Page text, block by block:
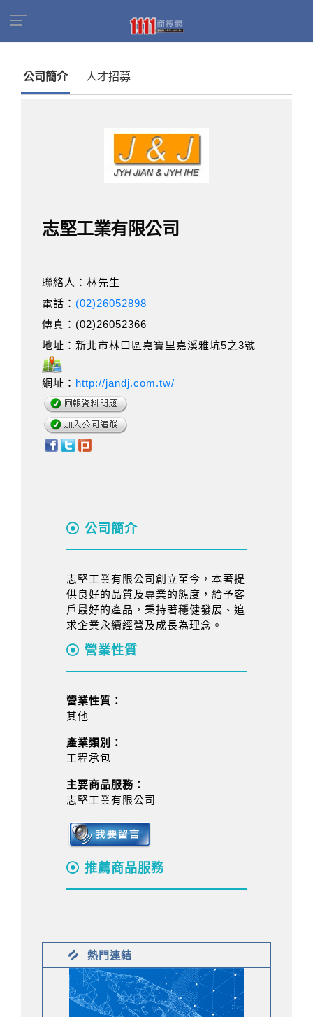
公司簡介 人才招募
志堅工業有限公司
聯絡人：林先生
電話： (02)26052898
傳真：(02)26052366
地址：新北市林口區嘉寶里嘉溪雅坑5之3號
網址： http://jandj.com.tw/
公司簡介
志堅工業有限公司創立至今，本著提
供良好的品質及專業的態度，給予客
戶最好的產品，秉持著穩健發展、追
求企業永續經營及成長為理念。
營業性質
營業性質：
其他
產業類別：
工程承包
主要商品服務：
志堅工業有限公司
推薦商品服務
熱門連結